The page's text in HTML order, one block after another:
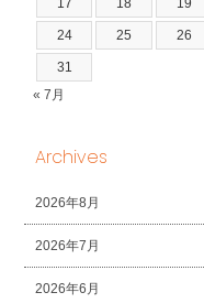
17 18 19
24 25 26
31
« 7月
Archives
2026年8月
2026年7月
2026年6月